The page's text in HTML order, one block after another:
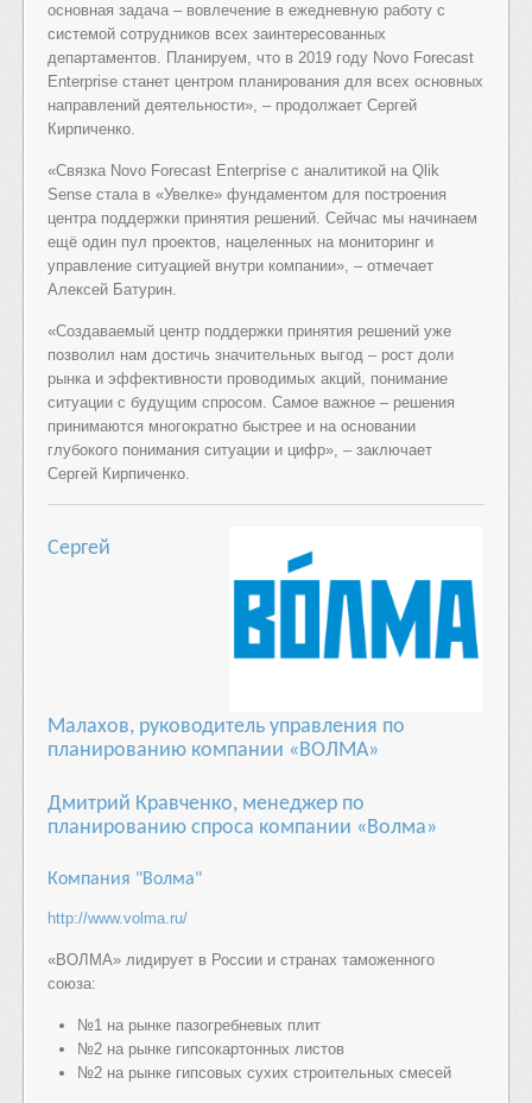
основная задача – вовлечение в ежедневную работу с
системой сотрудников всех заинтересованных
департаментов. Планируем, что в 2019 году Novo Forecast
Enterprise станет центром планирования для всех основных
направлений деятельности», – продолжает Сергей
Кирпиченко.
«Связка Novo Forecast Enterprise c аналитикой на Qlik
Sense стала в «Увелке» фундаментом для построения
центра поддержки принятия решений. Сейчас мы начинаем
ещё один пул проектов, нацеленных на мониторинг и
управление ситуацией внутри компании», – отмечает
Алексей Батурин.
«Создаваемый центр поддержки принятия решений уже
позволил нам достичь значительных выгод – рост доли
рынка и эффективности проводимых акций, понимание
ситуации с будущим спросом. Самое важное – решения
принимаются многократно быстрее и на основании
глубокого понимания ситуации и цифр», – заключает
Сергей Кирпиченко.
Сергей
Малахов, руководитель управления по
планированию компании «ВОЛМА»
Дмитрий Кравченко, менеджер по
планированию спроса компании «Волма»
Компания "Волма"
http://www.volma.ru/
«ВОЛМА» лидирует в России и странах таможенного
союза:
№1 на рынке пазогребневых плит
№2 на рынке гипсокартонных листов
№2 на рынке гипсовых сухих строительных смесей